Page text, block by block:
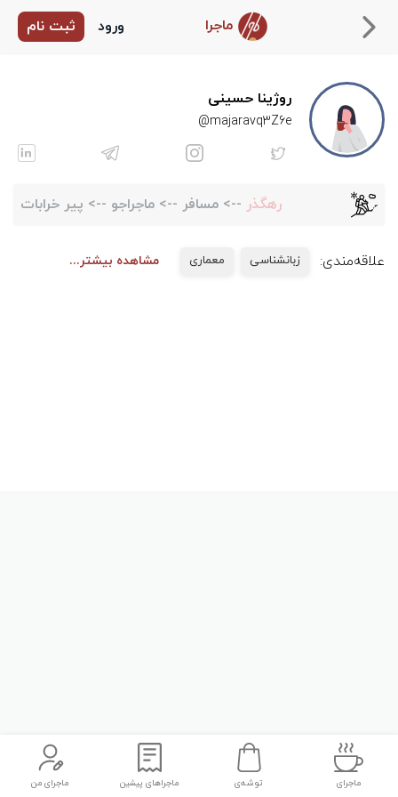
ماجرا ورود ثبت نام
ماجرای توشه‌ی ماجراهای پیشین ماجرای من
روژینا حسینی
majaravq3Z6e@
رهگذر --> مسافر --> ماجراجو --> پیر خرابات
علاقه‌مندی: زبانشناسی معماری مشاهده بیشتر...